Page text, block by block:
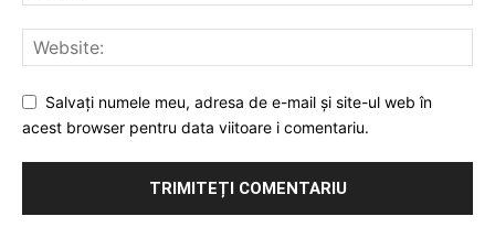
Salvați numele meu, adresa de e-mail și site-ul web în
acest browser pentru data viitoare i comentariu.